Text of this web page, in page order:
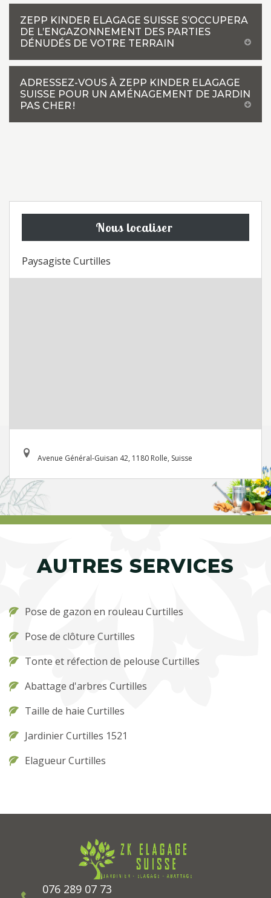
ZEPP KINDER ELAGAGE SUISSE S’OCCUPERA
DE L’ENGAZONNEMENT DES PARTIES
DÉNUDÉS DE VOTRE TERRAIN
ADRESSEZ-VOUS À ZEPP KINDER ELAGAGE
SUISSE POUR UN AMÉNAGEMENT DE JARDIN
PAS CHER !
Nous localiser
Paysagiste Curtilles
Avenue Général-Guisan 42, 1180 Rolle, Suisse
AUTRES SERVICES
Pose de gazon en rouleau Curtilles
Pose de clôture Curtilles
Tonte et réfection de pelouse Curtilles
Abattage d'arbres Curtilles
Taille de haie Curtilles
Jardinier Curtilles 1521
Elagueur Curtilles
076 289 07 73